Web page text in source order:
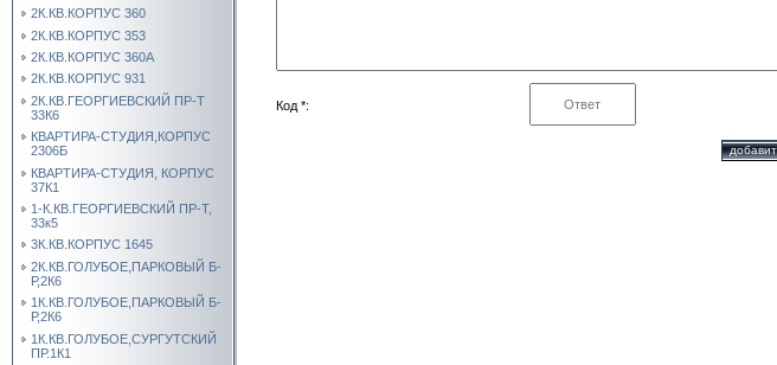
2К.КВ.КОРПУС 360
2К.КВ.КОРПУС 353
2К.КВ.КОРПУС 360А
2К.КВ.КОРПУС 931
2К.КВ.ГЕОРГИЕВСКИЙ ПР-Т
33К6
КВАРТИРА-СТУДИЯ,КОРПУС
2306Б
КВАРТИРА-СТУДИЯ, КОРПУС
37К1
1-К.КВ.ГЕОРГИЕВСКИЙ ПР-Т,
33к5
3К.КВ.КОРПУС 1645
2К.КВ.ГОЛУБОЕ,ПАРКОВЫЙ Б-
Р,2К6
1К.КВ.ГОЛУБОЕ,ПАРКОВЫЙ Б-
Р,2К6
1К.КВ.ГОЛУБОЕ,СУРГУТСКИЙ
ПР.1К1
Код *: